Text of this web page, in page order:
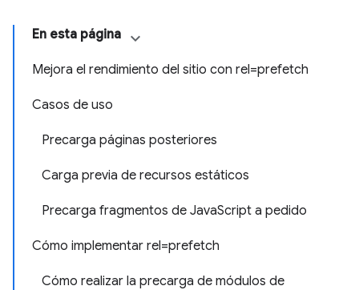
En esta página
Mejora el rendimiento del sitio con rel=prefetch
Casos de uso
Precarga páginas posteriores
Carga previa de recursos estáticos
Precarga fragmentos de JavaScript a pedido
Cómo implementar rel=prefetch
Cómo realizar la precarga de módulos de